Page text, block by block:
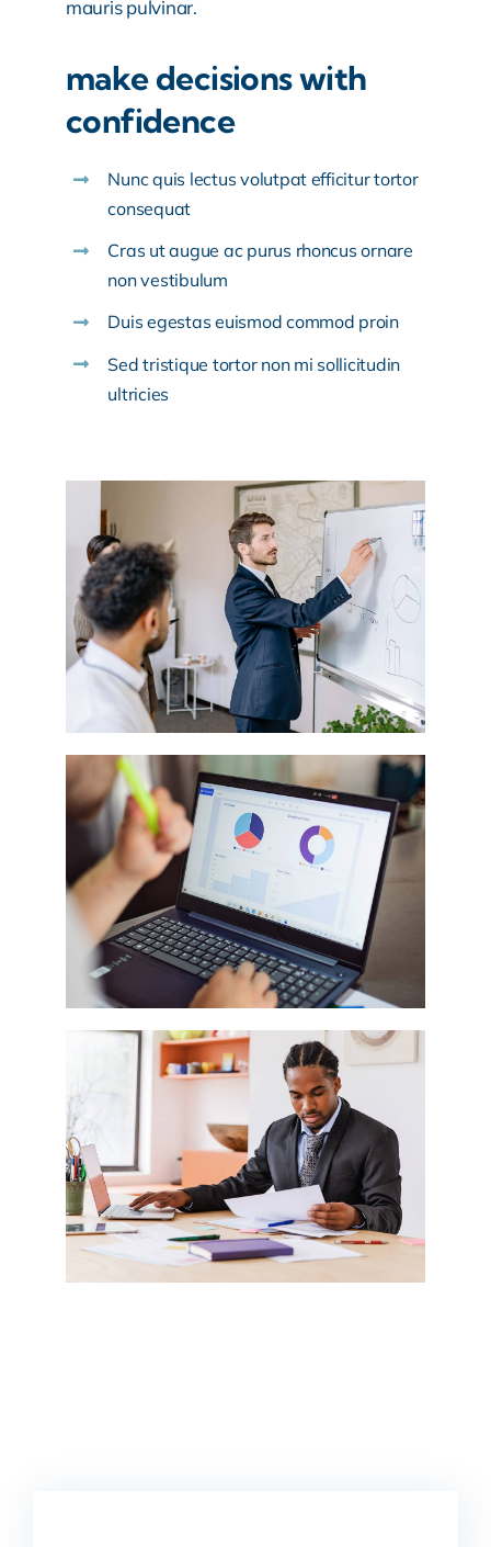
mauris pulvinar.
make decisions with
confidence
Nunc quis lectus volutpat efficitur tortor
consequat
Cras ut augue ac purus rhoncus ornare
non vestibulum
Duis egestas euismod commod proin
Sed tristique tortor non mi sollicitudin
ultricies